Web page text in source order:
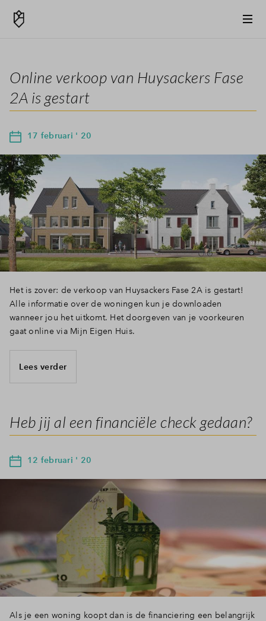
Inloggen
Online verkoop van Huysackers Fase
2A is gestart
17 februari ' 20
Het is zover: de verkoop van Huysackers Fase 2A is gestart!
Alle informatie over de woningen kun je downloaden
wanneer jou het uitkomt. Het doorgeven van je voorkeuren
gaat online via Mijn Eigen Huis.
Lees verder
Heb jij al een financiële check gedaan?
12 februari ' 20
Als je een woning koopt dan is de financiering een belangrijk